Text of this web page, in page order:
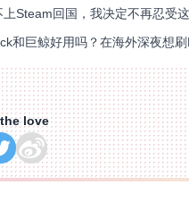
上Steam回国，我决定不再忍受
love